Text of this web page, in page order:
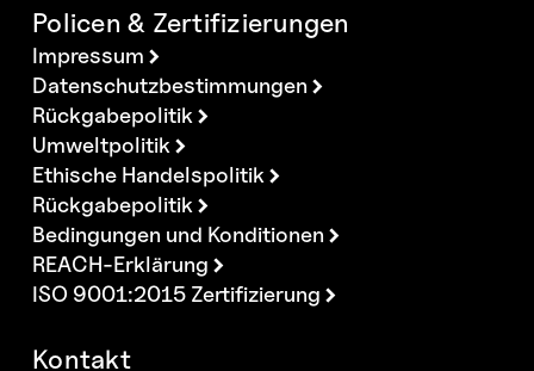
Policen & Zertifizierungen
Impressum
Datenschutzbestimmungen
Rückgabepolitik
Umweltpolitik
Ethische Handelspolitik
Rückgabepolitik
Bedingungen und Konditionen
REACH-Erklärung
ISO 9001:2015 Zertifizierung
Kontakt